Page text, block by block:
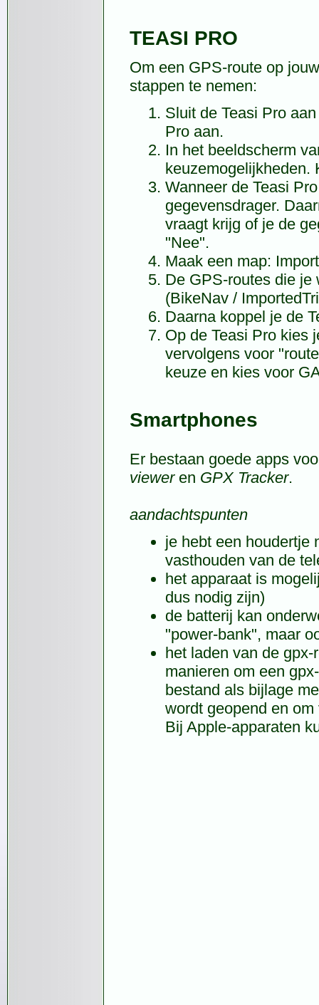
TEASI PRO
Om een GPS-route op
stappen te nemen:
Sluit de Teasi Pro
Pro aan.
In het beeldscherm
keuzemogelijkheden.
Wanneer de Teasi
gegevensdrager.
vraagt krijg of je de
"Nee".
Maak een map:
De GPS-routes die je
(BikeNav /
Daarna koppel je de
Op de Teasi Pro kies
vervolgens voor
keuze en kies voor
Smartphones
Er bestaan goede apps
vieweren GPX Tracker.
aandachtspunten
je hebt een houdertje
vasthouden van de
het apparaat is
dus nodig zijn)
de batterij kan
"power-bank", maar
het laden van de
manieren om een
bestand als bijlage
wordt geopend en
Bij Apple-apparaten